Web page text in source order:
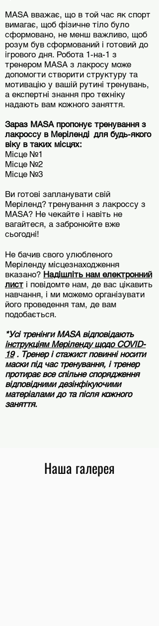
MASA вважає, що в той час як спорт
вимагає, щоб фізичне тіло було
сформовано, не менш важливо, щоб
розум був сформований і готовий до
ігрового дня. Робота 1-на-1 з
тренером MASA з лакросу може
допомогти створити структуру та
мотивацію у вашій рутині тренувань,
а експертні знання про техніку
надають вам кожного заняття.
Зараз MASA пропонує тренування з
лакроссу в Меріленді для будь-якого
віку в таких місцях:
Місце №1
Місце №2
Місце №3
Ви готові запланувати свій
Меріленд? тренування з лакроссу з
MASA? Не чекайте і навіть не
вагайтеся, а забронюйте вже
сьогодні!
Не бачив свого улюбленого
Меріленду місцезнаходження
вказано? Надішліть нам електронний
лист і повідомте нам, де вас цікавить
навчання, і ми можемо організувати
його проведення там, де вам
подобається.
*Усі тренінги MASA відповідають
інструкціям Меріленду щодо COVID-
19. Тренер і стажист повинні носити
маски під час тренування, і тренер
протирає все спільне спорядження
відповідними дезінфікуючими
матеріалами до та після кожного
заняття.
Наша галерея